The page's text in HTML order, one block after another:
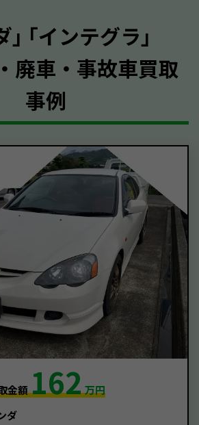
｣ ｢インテグラ｣
廃車・事故車買取
事例
金額162万円
ダ